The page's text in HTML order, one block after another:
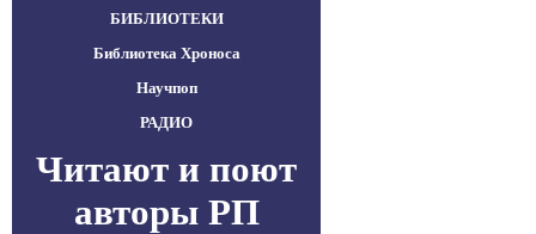
БИБЛИОТЕКИ
Библиотека Хроноса
Научпоп
РАДИО
Читают и поют
авторы РП